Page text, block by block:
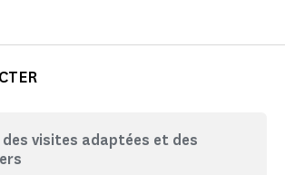
visites adaptées et des